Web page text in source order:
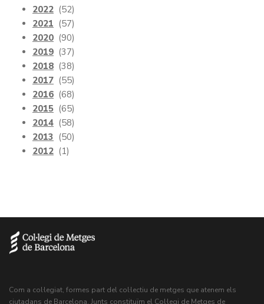
2022 (52)
2021 (57)
2020 (90)
2019 (37)
2018 (38)
2017 (55)
2016 (68)
2015 (65)
2014 (58)
2013 (50)
2012 (1)
Com a col·legiat, formes part del col·lectiu de metges que atenem els
ciutadans de Barcelona. Junts constituïm el Col·legi de Metges de